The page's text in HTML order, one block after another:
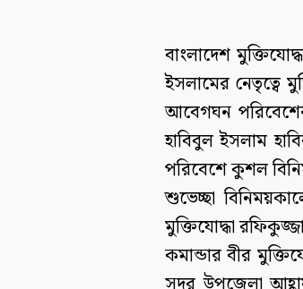
বাংলাদেশ
ইসলামের নেতৃত্বে
আবেগঘন
হাবিবুল ইসলাম
পরিবেশে কুশল
শুভেচ্ছা
মুক্তিযোদ্ধা
কমান্ডার বীর